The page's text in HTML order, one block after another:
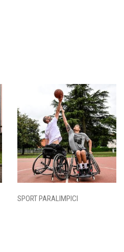
SPORT PARALIMPICI